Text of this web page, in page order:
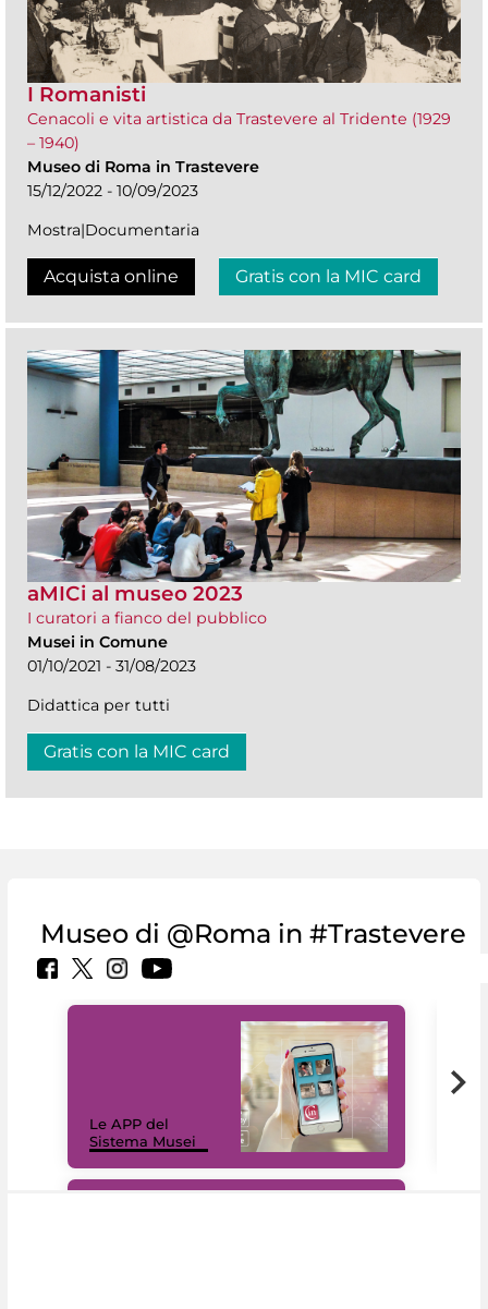
I Romanisti
Cenacoli e vita artistica da Trastevere al Tridente (1929
– 1940)
Museo di Roma in Trastevere
15/12/2022 - 10/09/2023
Mostra|Documentaria
Acquista online Gratis con la MIC card
aMICi al museo 2023
I curatori a fianco del pubblico
Musei in Comune
01/10/2021 - 31/08/2023
Didattica per tutti
Gratis con la MIC card
Museo di @Roma in #Trastevere
Le APP del
Sistema Musei